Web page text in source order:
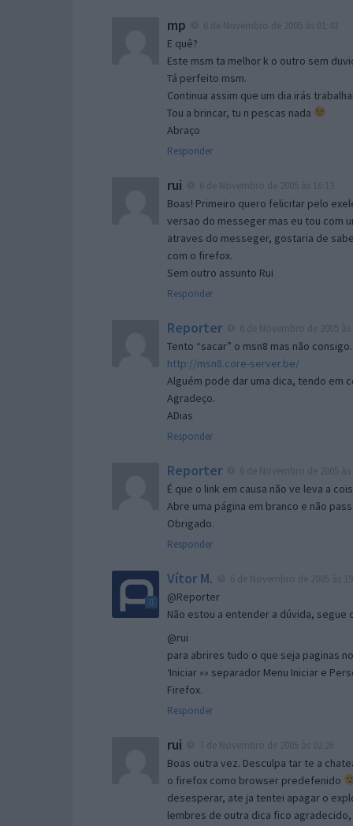
mp
E quê?
Este msm ta melhor k o outro sem
Tá perfeito msm.
Continua assim que um dia irás
Tou a brincar, tu n pescas nada
Abraço
Responder
rui
Boas! Primeiro quero felicitar pelo
versao do messeger mas eu tou com
atraves do messeger, gostaria de
com o firefox.
Sem outro assunto Rui
Responder
Reporter
Tento “sacar” o msn8 mas não
http://msn8.core-server.be/
Alguém pode dar uma dica, tendo em
Agradeço.
ADias
Responder
Reporter
É que o link em causa não ve leva a
Abre uma página em branco e não
Obrigado.
Responder
Vítor M.
@Reporter
Não estou a entender a dúvida,
@rui
para abrires tudo o que seja paginas
‘Iniciar »» separador Menu Iniciar e
Firefox.
Responder
rui
Boas outra vez. Desculpa tar te a
o firefox como browser predefenido
desesperar, ate ja tentei apagar o
lembres de outra dica fico